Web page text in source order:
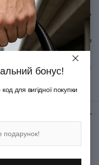
дизайні.
Пластик + Неіржавна сталь
Хромування
Натискний
Фіолетовий
Металевий
Сріблястий
разом
бонус!
для вигідної покупки